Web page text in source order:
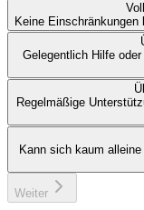
Keine
Gelegentlich Hilfe
Regelmäßige
Kann sich kaum
Weiter